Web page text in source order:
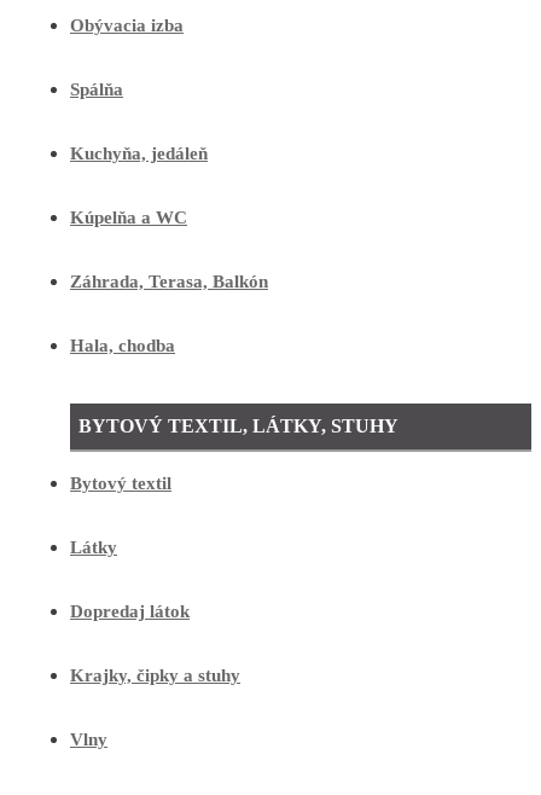
Obývacia izba
Spálňa
Kuchyňa, jedáleň
Kúpelňa a WC
Záhrada, Terasa, Balkón
Hala, chodba
BYTOVÝ TEXTIL, LÁTKY, STUHY
Bytový textil
Látky
Dopredaj látok
Krajky, čipky a stuhy
Vlny